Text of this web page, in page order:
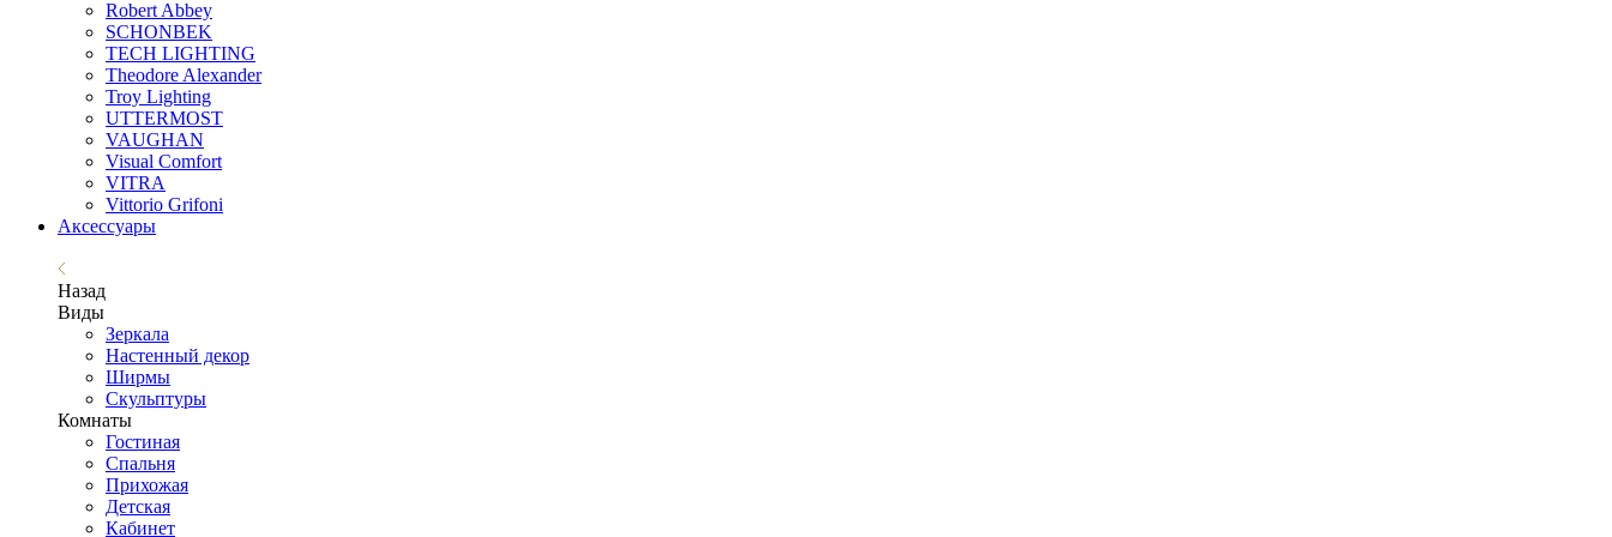
Robert Abbey
SCHONBEK
TECH LIGHTING
Theodore Alexander
Troy Lighting
UTTERMOST
VAUGHAN
Visual Comfort
VITRA
Vittorio Grifoni
Аксессуары
Назад
Виды
Зеркала
Настенный декор
Ширмы
Скульптуры
Комнаты
Гостиная
Спальня
Прихожая
Детская
Кабинет